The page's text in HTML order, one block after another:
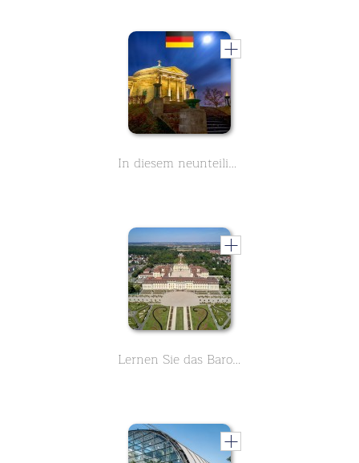
In diesem neunteiligen Kurs können Sie alles über die württembergische Grabkapelle in Stuttgart erfahren. Von den Stufen dieser Kuppel aus haben Sie einen herrlichen Blick über die Stadt.
Lernen Sie das Barockschloss in Ludwigsburg kennen. Der großzügige Garten und der bezaubernde Märchengarten werden Sie begeistern. Lernen Sie alles in 9 kurzen Lektionen.